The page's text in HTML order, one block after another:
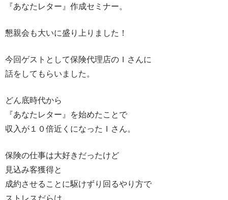
『あなたレター』作成セミナー。
懇親会も大いに盛り上りました！
今回ゲストとして保険代理店のＩさんに
話をしてもらいました。
どん底時代から
『あなたレター』を始めたことで
収入が１０倍近くになったＩさん。
保険の仕事は大好きだったけど
見込み客獲得と
成約させることに駆けずり回るやり方で
ストレスだらけ。